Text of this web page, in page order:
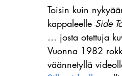
Toisin kuin
kappaleelle Side
… josta otettuja
Vuonna 1982
väännetyllä